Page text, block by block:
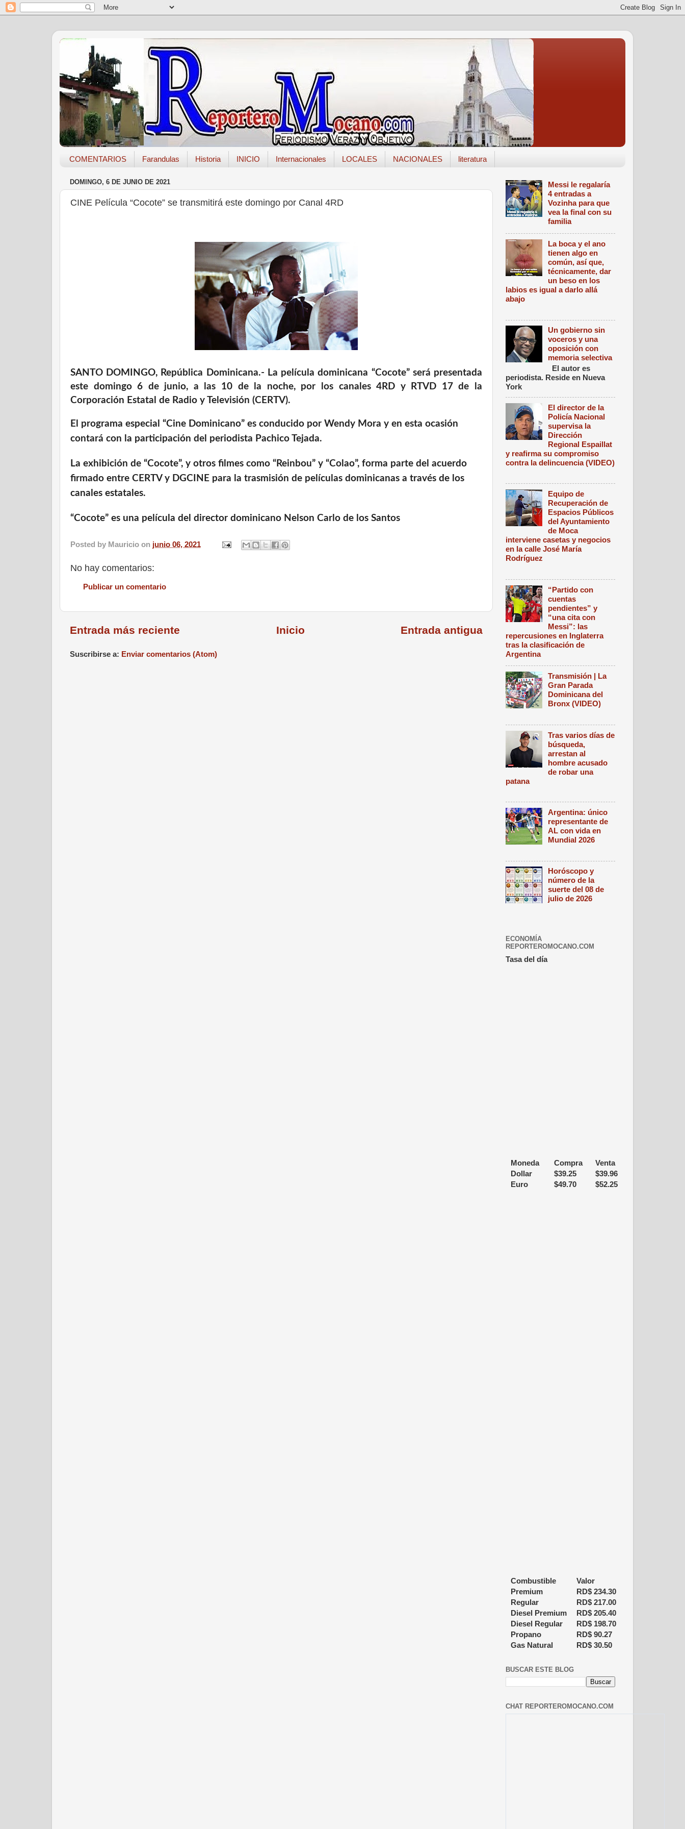
COMENTARIOS Farandulas Historia INICIO Internacionales LOCALES NACIONALES literatura
DOMINGO, 6 DE JUNIO DE 2021
CINE Película “Cocote” se transmitirá este domingo por Canal 4RD
SANTO DOMINGO, República Dominicana.- La película dominicana “Cocote” será presentada
este domingo 6 de junio, a las 10 de la noche, por los canales 4RD y RTVD 17 de la
Corporación Estatal de Radio y Televisión (CERTV).
El programa especial “Cine Dominicano” es conducido por Wendy Mora y en esta ocasión
contará con la participación del periodista Pachico Tejada.
La exhibición de “Cocote”, y otros filmes como “Reinbou” y “Colao”, forma parte del acuerdo
firmado entre CERTV y DGCINE para la trasmisión de películas dominicanas a través de los
canales estatales.
“Cocote” es una película del director dominicano Nelson Carlo de los Santos
Posted by Mauricio on junio 06, 2021
No hay comentarios:
Publicar un comentario
Entrada más reciente Entrada antigua
Inicio
Suscribirse a: Enviar comentarios (Atom)
Messi le regalaría
4 entradas a
Vozinha para que
vea la final con su
familia
La boca y el ano
tienen algo en
común, así que,
técnicamente, dar
un beso en los
labios es igual a darlo allá
abajo
Un gobierno sin
voceros y una
oposición con
memoria selectiva
El autor es
periodista. Reside en Nueva
York
El director de la
Policía Nacional
supervisa la
Dirección
Regional Espaillat
y reafirma su compromiso
contra la delincuencia (VIDEO)
Equipo de
Recuperación de
Espacios Públicos
del Ayuntamiento
de Moca
interviene casetas y negocios
en la calle José María
Rodríguez
“Partido con
cuentas
pendientes” y
“una cita con
Messi”: las
repercusiones en Inglaterra
tras la clasificación de
Argentina
Transmisión | La
Gran Parada
Dominicana del
Bronx (VIDEO)
Tras varios días de
búsqueda,
arrestan al
hombre acusado
de robar una
patana
Argentina: único
representante de
AL con vida en
Mundial 2026
Horóscopo y
número de la
suerte del 08 de
julio de 2026
ECONOMÍA
REPORTEROMOCANO.COM
Tasa del día
Moneda Compra
Venta
Dollar
$39.25 $39.96
Euro
$49.70 $52.25
Combustible
Valor
Premium
RD$ 234.30
Regular
RD$ 217.00
Diesel Premium
RD$ 205.40
Diesel Regular
RD$ 198.70
Propano
RD$ 90.27
Gas Natural
RD$ 30.50
BUSCAR ESTE BLOG
CHAT REPORTEROMOCANO.COM